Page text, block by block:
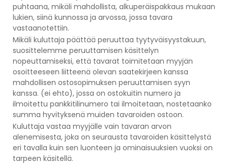
puhtaana, mikäli mahdollista, alkuperäispakkaus mukaan
lukien, siinä kunnossa ja arvossa, jossa tavara
vastaanotettiin.
Mikäli kuluttaja päättää peruuttaa tyytyväisyystakuun,
suosittelemme peruuttamisen käsittelyn
nopeuttamiseksi, että tavarat toimitetaan myyjän
osoitteeseen liitteenä olevan saatekirjeen kanssa
mahdollisen ostosopimuksen peruuttamisen syyn
kanssa. (ei ehto), jossa on ostokuitin numero ja
ilmoitettu pankkitilinumero tai ilmoitetaan, nostetaanko
summa hyvityksenä muiden tavaroiden ostoon.
Kuluttaja vastaa myyjälle vain tavaran arvon
alenemisesta, joka on seurausta tavaroiden käsittelystä
eri tavalla kuin sen luonteen ja ominaisuuksien vuoksi on
tarpeen käsitellä.